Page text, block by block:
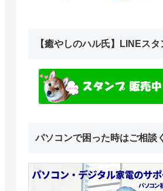
【癒やしのハル氏】LINEスタ
パソコンで困った時はご相談